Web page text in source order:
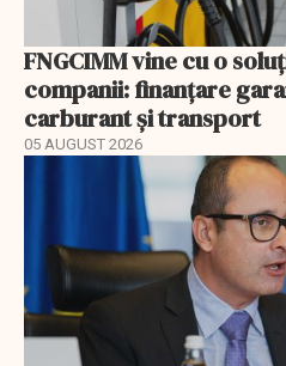
FNGCIMM vine cu o
companii: finanțare
carburant și transport
05 AUGUST 2026